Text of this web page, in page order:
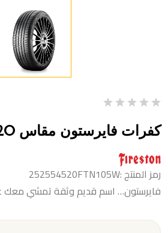
كفرات فايرستون مقاس 255/45R20
رمز المنتج :252554520FTN105W
فايرستون… اسم قديم وثقة تمشي معك